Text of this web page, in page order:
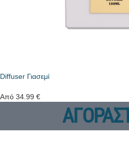
Diffuser Γιασεμί
Από 34.99 €